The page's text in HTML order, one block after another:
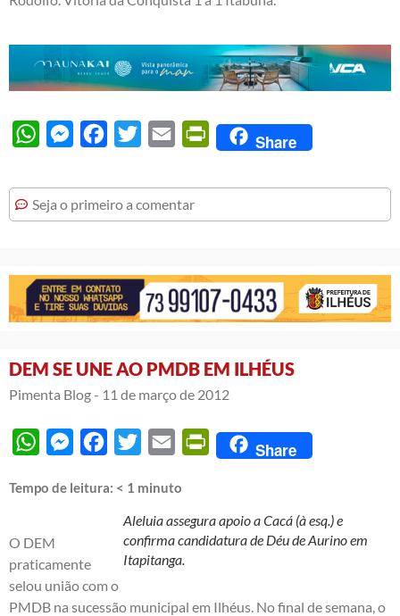
WhatsAppMessengerFacebook
Twitter Email PrintFriendly
Share
Seja o primeiro a comentar
DEM SE UNE AO PMDB EM ILHÉUS
Pimenta Blog - 11 de março de 2012
WhatsAppMessengerFacebook
Twitter Email PrintFriendly
Share
Tempo de leitura: < 1 minuto
Aleluia assegura apoio a Cacá (à esq.) e
confirma candidatura de Déu de Aurino em
Itapitanga.
O DEM
praticamente
selou união com o
PMDB na sucessão municipal em Ilhéus. No final de semana, o